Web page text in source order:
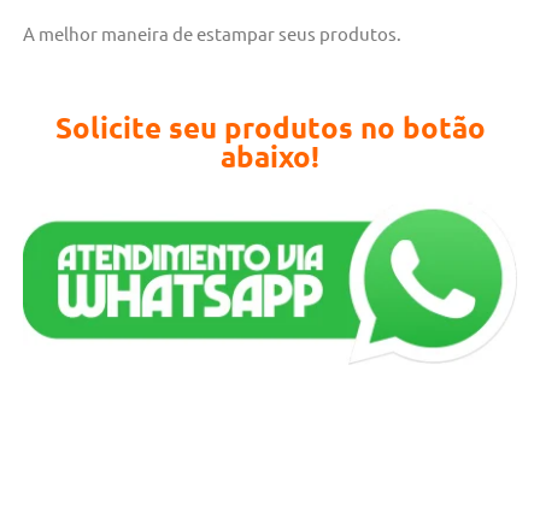
A melhor maneira de estampar seus produtos.
Solicite seu produtos no botão
abaixo!